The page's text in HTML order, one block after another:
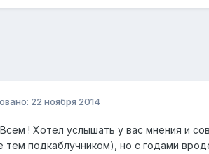
22 ноября 2014
! Хотел услышать у вас мнения и
тем подкаблучником), но с годами